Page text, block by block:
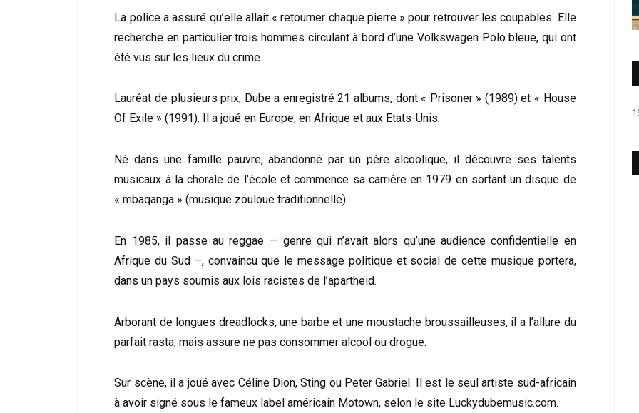
La police a assuré qu’elle allait « retourner chaque pierre » pour retrouver les coupables. Elle
recherche en particulier trois hommes circulant à bord d’une Volkswagen Polo bleue, qui ont
été vus sur les lieux du crime.
Lauréat de plusieurs prix, Dube a enregistré 21 albums, dont « Prisoner » (1989) et « House
Of Exile » (1991). Il a joué en Europe, en Afrique et aux Etats-Unis.
Né dans une famille pauvre, abandonné par un père alcoolique, il découvre ses talents
musicaux à la chorale de l’école et commence sa carrière en 1979 en sortant un disque de
« mbaqanga » (musique zouloue traditionnelle).
En 1985, il passe au reggae — genre qui n’avait alors qu’une audience confidentielle en
Afrique du Sud –, convaincu que le message politique et social de cette musique portera,
dans un pays soumis aux lois racistes de l’apartheid.
Arborant de longues dreadlocks, une barbe et une moustache broussailleuses, il a l’allure du
parfait rasta, mais assure ne pas consommer alcool ou drogue.
Sur scène, il a joué avec Céline Dion, Sting ou Peter Gabriel. Il est le seul artiste sud-africain
à avoir signé sous le fameux label américain Motown, selon le site Luckydubemusic.com.